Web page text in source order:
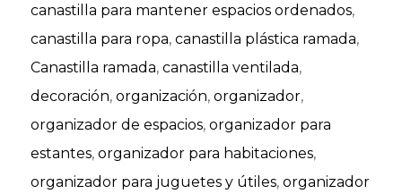
canastilla para mantener espacios ordenados,
canastilla para ropa, canastilla plástica ramada,
Canastilla ramada, canastilla ventilada,
decoración, organización, organizador,
organizador de espacios, organizador para
estantes, organizador para habitaciones,
organizador para juguetes y útiles, organizador